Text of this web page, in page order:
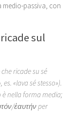
medio-passiva, con
sul
ricade su sé
«lava sé stesso»).
è nella forma media;
ἑαυτήν per